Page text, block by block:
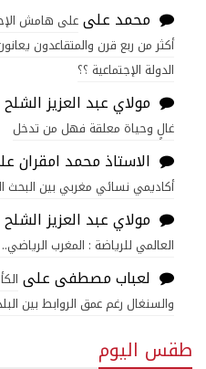
محمد على على هامش
أكثر من ربع قرن والمتقاعدون
الدولة الإجتماعية ؟؟
مولاي عبد العزيز الشلح
غالٍ وحياة معلقة فهل من تدخل
الاستاذ محمد امقران
أكاديمي نسائي مغربي بين البحث
مولاي عبد العزيز الشلح
العالمي للرياضة : المغرب
لعباب مصطفىعلى
والسنغال رغم عمق الروابط بين
طقس اليوم